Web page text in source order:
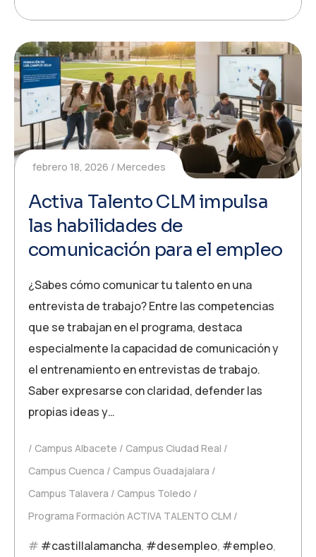
febrero 18, 2026 Mercedes
Activa Talento CLM impulsa
las habilidades de
comunicación para el empleo
¿Sabes cómo comunicar tu talento en una
entrevista de trabajo? Entre las competencias
que se trabajan en el programa, destaca
especialmente la capacidad de comunicación y
el entrenamiento en entrevistas de trabajo.
Saber expresarse con claridad, defender las
propias ideas y…
Campus Albacete
Campus Ciudad Real
Campus Cuenca
Campus Guadajalara
Campus Talavera
Campus Toledo
Programa Formación ACTIVA TALENTO CLM
#castillalamancha, #desempleo, #empleo,